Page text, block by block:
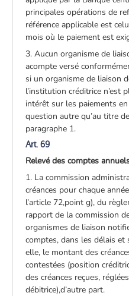
principales opérations de
référence applicable est
mois où le paiement est
3. Aucun organisme de
acompte versé
si un organisme de liaison
l’institution créditrice n’est
intérêt sur les paiements
question autre qu’au titre
paragraphe 1.
Art. 69
Relevé des comptes
1. La commission
créances pour chaque
l’article 72,point g), du
rapport de la commission
organismes de liaison
comptes, dans les délais
elle, le montant des
contestées (position
des créances reçues,
débitrice),d’autre part.